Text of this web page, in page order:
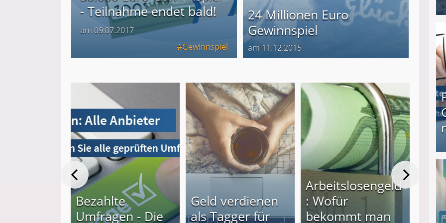
- Teilnahme endet bald!
am 09.07.2017
Gewinnspiel
24 Millionen Euro
Gewinnspiel
am 11.12.2015
Bezahlte
Umfragen - Die
Geld verdienen
als Tagger für
Arbeitslosengeld
: Wofür
bekommt man
I❶I Schnell Geld verdienen: 20 seriöse
Produkttester werden und Geld verdienen ↻